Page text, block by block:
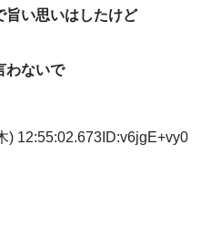
旨い思いはしたけど
わないで
) 12:55:02.673ID:v6jgE+vy0